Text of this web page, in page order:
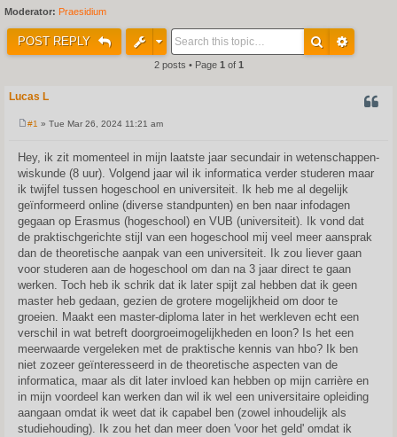
Moderator: Praesidium
POST REPLY
2 posts • Page 1 of 1
Lucas L
t
#1 » Tue Mar 26, 2024 11:21 am
Hey, ik zit momenteel in mijn laatste jaar secundair in wetenschappen-
wiskunde (8 uur). Volgend jaar wil ik informatica verder studeren maar
ik twijfel tussen hogeschool en universiteit. Ik heb me al degelijk
geïnformeerd online (diverse standpunten) en ben naar infodagen
gegaan op Erasmus (hogeschool) en VUB (universiteit). Ik vond dat
de praktischgerichte stijl van een hogeschool mij veel meer aansprak
dan de theoretische aanpak van een universiteit. Ik zou liever gaan
voor studeren aan de hogeschool om dan na 3 jaar direct te gaan
werken. Toch heb ik schrik dat ik later spijt zal hebben dat ik geen
master heb gedaan, gezien de grotere mogelijkheid om door te
groeien. Maakt een master-diploma later in het werkleven echt een
verschil in wat betreft doorgroeimogelijkheden en loon? Is het een
meerwaarde vergeleken met de praktische kennis van hbo? Ik ben
niet zozeer geïnteresseerd in de theoretische aspecten van de
informatica, maar als dit later invloed kan hebben op mijn carrière en
in mijn voordeel kan werken dan wil ik wel een universitaire opleiding
aangaan omdat ik weet dat ik capabel ben (zowel inhoudelijk als
studiehouding). Ik zou het dan meer doen 'voor het geld' omdat ik